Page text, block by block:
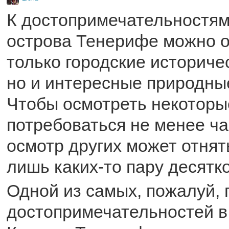
К
острова Тенерифе можно
только городские
но и интересные
Чтобы осмотреть
потребоваться не менее
осмотр других может
лишь каких-то пару
Одной из самых, пожалуй,
достопримечательностей